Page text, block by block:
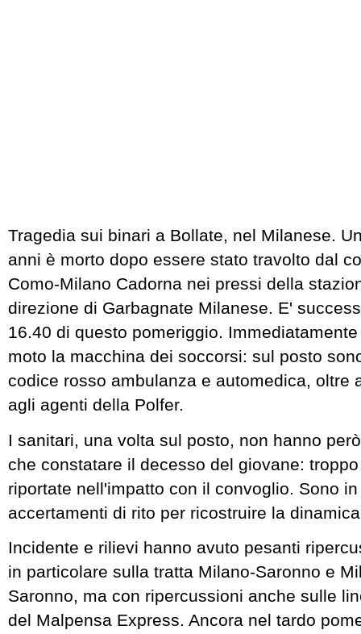
Tragedia sui binari a Bollate, nel Milanese.
anni è morto dopo essere stato travolto dal
Como-Milano Cadorna nei pressi della
direzione di Garbagnate Milanese. E'
16.40 di questo pomeriggio.
moto la macchina dei soccorsi: sul posto
codice rosso ambulanza e automedica, oltre
agli agenti della Polfer.
I sanitari, una volta sul posto, non hanno
che constatare il decesso del giovane:
riportate nell'impatto con il convoglio. Sono
accertamenti di rito per ricostruire la
Incidente e rilievi hanno avuto pesanti
in particolare sulla tratta Milano-Saronno e
Saronno, ma con ripercussioni anche sulle
del Malpensa Express. Ancora nel tardo